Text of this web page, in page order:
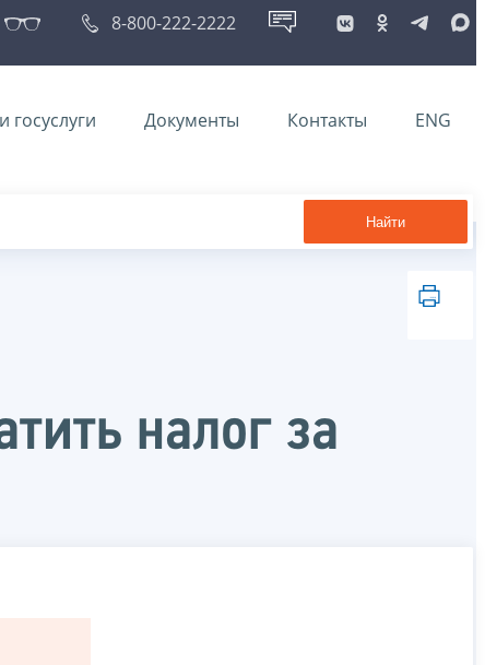
8-800-222-2222
госуслуги Документы Контакты ENG
Найти
налог за